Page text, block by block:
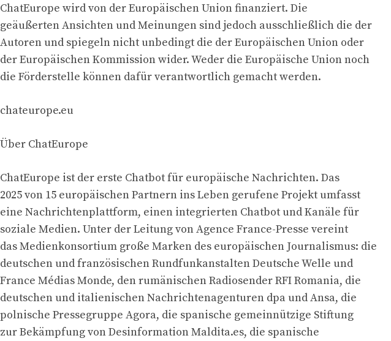
ChatEurope wird von der Europäischen Union finanziert. Die
geäußerten Ansichten und Meinungen sind jedoch ausschließlich die der
Autoren und spiegeln nicht unbedingt die der Europäischen Union oder
der Europäischen Kommission wider. Weder die Europäische Union noch
die Förderstelle können dafür verantwortlich gemacht werden.
chateurope.eu
Über ChatEurope
ChatEurope ist der erste Chatbot für europäische Nachrichten. Das
2025 von 15 europäischen Partnern ins Leben gerufene Projekt umfasst
eine Nachrichtenplattform, einen integrierten Chatbot und Kanäle für
soziale Medien. Unter der Leitung von Agence France-Presse vereint
das Medienkonsortium große Marken des europäischen Journalismus: die
deutschen und französischen Rundfunkanstalten Deutsche Welle und
France Médias Monde, den rumänischen Radiosender RFI Romania, die
deutschen und italienischen Nachrichtenagenturen dpa und Ansa, die
polnische Pressegruppe Agora, die spanische gemeinnützige Stiftung
zur Bekämpfung von Desinformation Maldita.es, die spanische